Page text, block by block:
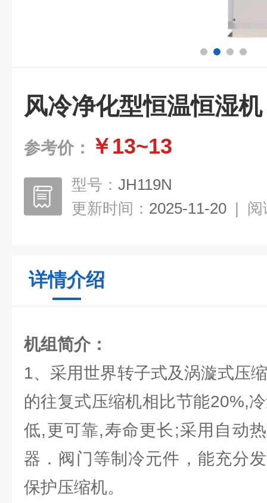
风冷净化型恒温恒湿机
参考价： ￥13~13
型号： JH119N
更新时间： 2025-11-20 | 阅
详情介绍
机组简介：
1、采用世界转子式及涡漩式压
的往复式压缩机相比节能20%,
低,更可靠,寿命更长;采用自动
器．阀门等制冷元件，能充分
保护压缩机。